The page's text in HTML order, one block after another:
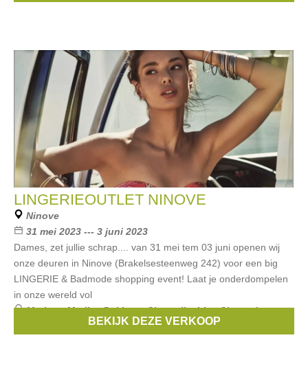
LINGERIEOUTLET NINOVE
Ninove
31 mei 2023 --- 3 juni 2023
Dames, zet jullie schrap.... van 31 mei tem 03 juni openen wij
onze deuren in Ninove (Brakelsesteenweg 242) voor een big
LINGERIE & Badmode shopping event! Laat je onderdompelen
in onze wereld vol
Merken:Marlies Dekkers,Chantelle,Lise Charmel,
passionata, ...
BEKIJK DEZE VERKOOP